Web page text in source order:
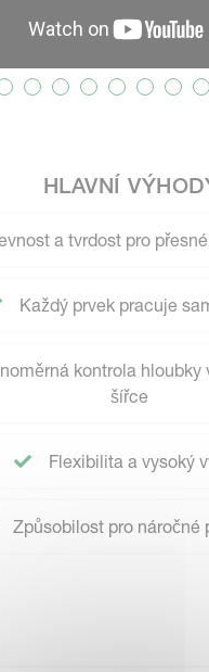
HLAVNÍ
a tvrdost pro
Každý prvek pracuje
kontrola hloubky
šířce
Flexibilita a vysoký
Způsobilost pro náročné